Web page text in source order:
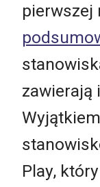
pierwszej
zawierają
Play,